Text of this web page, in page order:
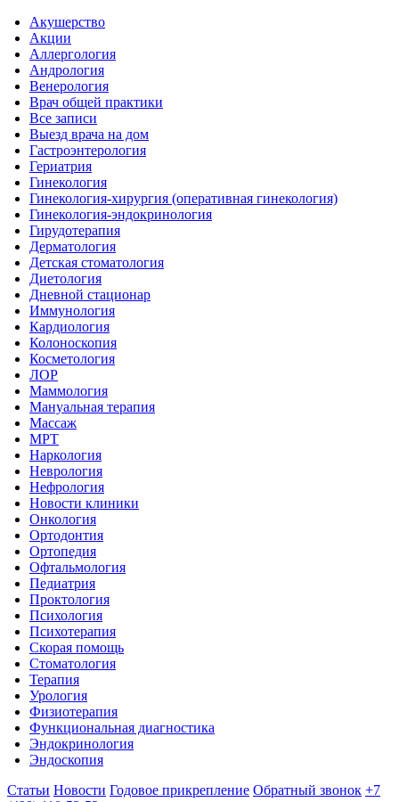
Акушерство
Акции
Аллергология
Андрология
Венерология
Врач общей практики
Все записи
Выезд врача на дом
Гастроэнтерология
Гериатрия
Гинекология
Гинекология-хирургия (оперативная гинекология)
Гинекология-эндокринология
Гирудотерапия
Дерматология
Детская стоматология
Диетология
Дневной стационар
Иммунология
Кардиология
Колоноскопия
Косметология
ЛОР
Маммология
Мануальная терапия
Массаж
МРТ
Наркология
Неврология
Нефрология
Новости клиники
Онкология
Ортодонтия
Ортопедия
Офтальмология
Педиатрия
Проктология
Психология
Психотерапия
Скорая помощь
Стоматология
Терапия
Урология
Физиотерапия
Функциональная диагностика
Эндокринология
Эндоскопия
Статьи Новости Годовое прикрепление Обратный звонок +7